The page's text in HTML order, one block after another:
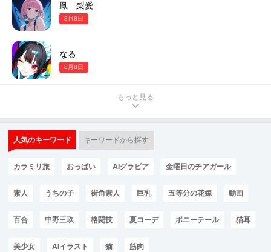
鳳 梨愛
8月8日
なる
8月8日
もっと見る
人気のキーワード キーワードから探す
カラミリ旅 おっぱい AIグラビア 金曜日のチアガール
素人 うちの子 街角素人 巨乳 五等分の花嫁 動画
百合 中野三玖 格闘技 夏コーデ ポニーテール 猫耳
美少女 AIイラスト 猫 筋肉